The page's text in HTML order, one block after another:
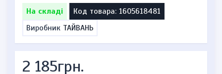
На складі
Код товара: 1605618481
Виробник ТАЙВАНЬ
2 185грн.